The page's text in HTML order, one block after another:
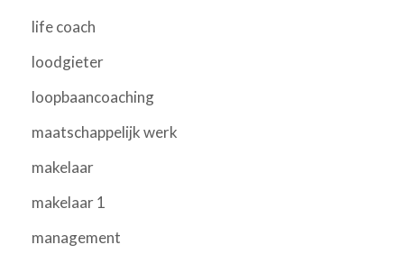
life coach
loodgieter
loopbaancoaching
maatschappelijk werk
makelaar
makelaar 1
management